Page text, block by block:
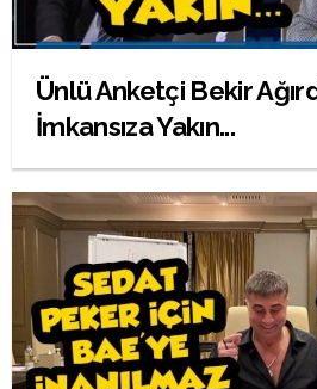
Ünlü Anketçi Bekir
İmkansıza Yakın...